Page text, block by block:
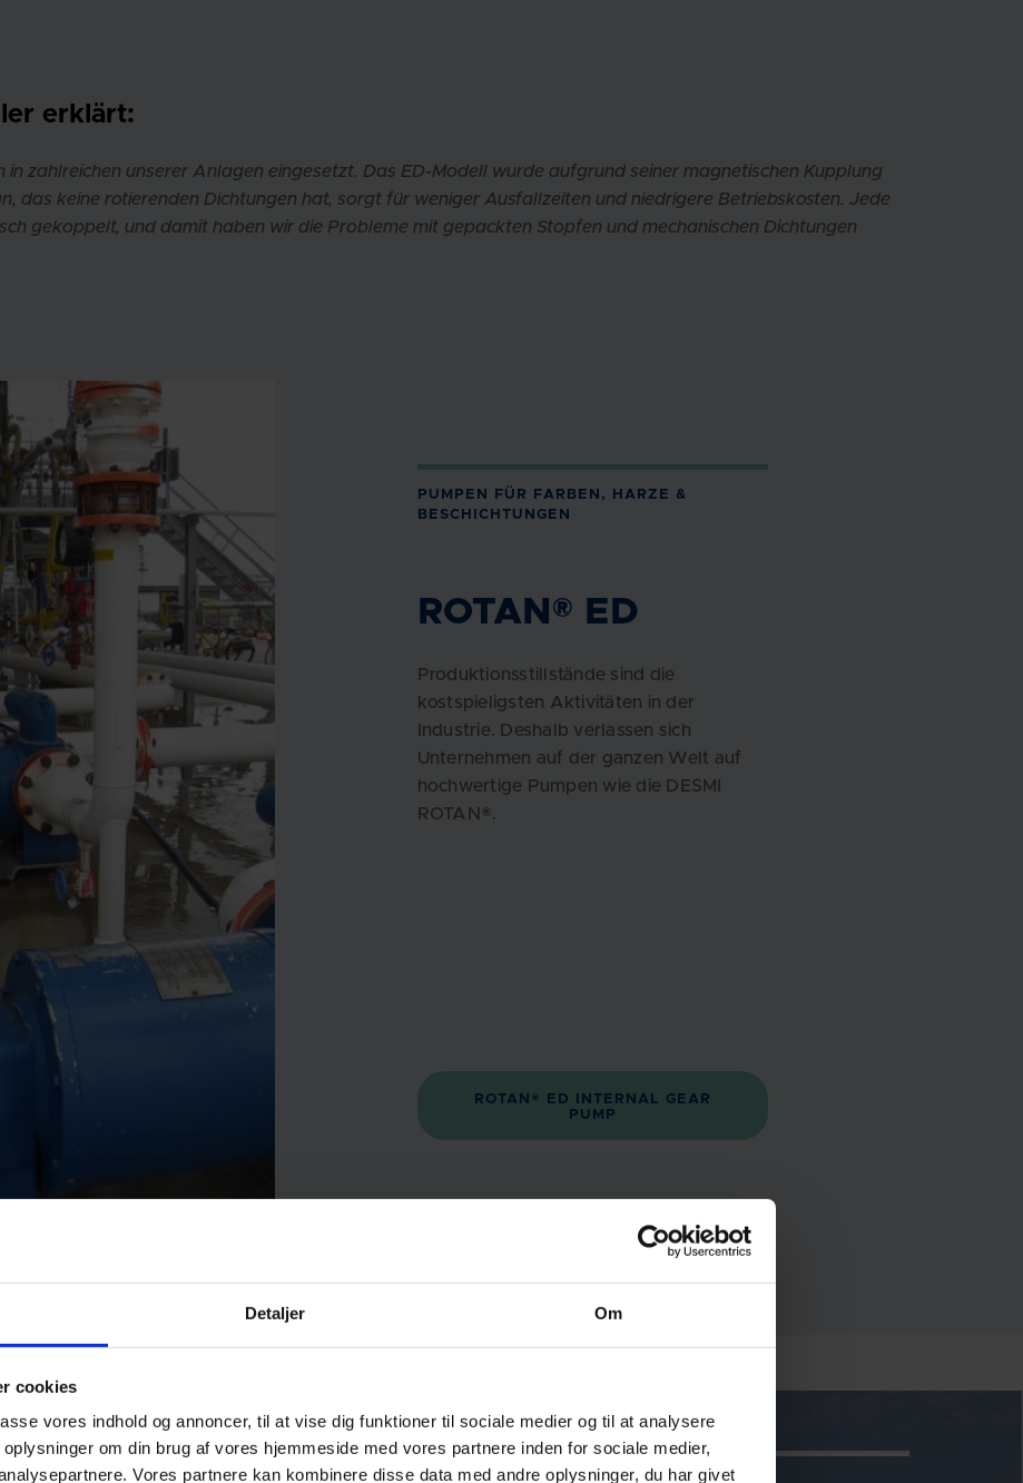
Detaljer Om
cookies
vores indhold og annoncer, til at vise dig funktioner til sociale medier og til at analysere
om din brug af vores hjemmeside med vores partnere inden for sociale medier,
Vores partnere kan kombinere disse data med andre oplysninger, du har givet
erklärt:
in zahlreichen unserer Anlagen eingesetzt. Das ED-Modell wurde aufgrund seiner magnetischen Kupplung
das keine rotierenden Dichtungen hat, sorgt für weniger Ausfallzeiten und niedrigere Betriebskosten. Jede
gekoppelt, und damit haben wir die Probleme mit gepackten Stopfen und mechanischen Dichtungen
PUMPEN FÜR FARBEN, HARZE &
BESCHICHTUNGEN
ROTAN® ED
Produktionsstillstände sind die
kostspieligsten Aktivitäten in der
Industrie. Deshalb verlassen sich
Unternehmen auf der ganzen Welt auf
hochwertige Pumpen wie die DESMI
ROTAN®.
ROTAN® ED INTERNAL GEAR
PUMP